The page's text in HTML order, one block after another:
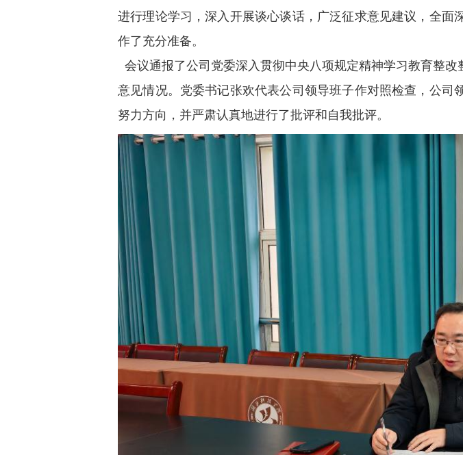
进行理论学习，深入开展谈心谈话，广泛征求意见建议，全
作了充分准备。
会议通报了公司党委深入贯彻中央八项规定精神学习教育整
意见情况。党委书记张欢代表公司领导班子作对照检查，公
努力方向，并严肃认真地进行了批评和自我批评。